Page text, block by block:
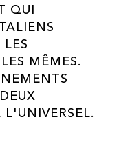
QUI
MÊMES.